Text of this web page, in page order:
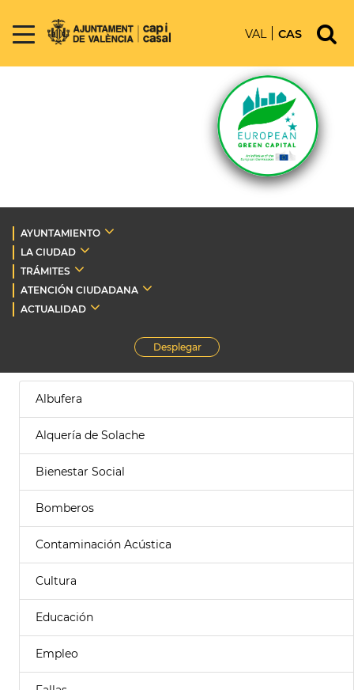
VAL CAS
AYUNTAMIENTO
LA CIUDAD
TRÁMITES
ATENCIÓN CIUDADANA
ACTUALIDAD
Desplegar
Albufera
Alquería de Solache
Bienestar Social
Bomberos
Contaminación Acústica
Cultura
Educación
Empleo